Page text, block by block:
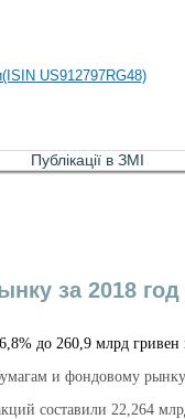
Корпоративна
US912797RG48)
позик України (ISIN
Корпоративна
Публікації в ЗМІ
за 2018 год
до 260,9 млрд
и фондовому рынку.
составили 22,264